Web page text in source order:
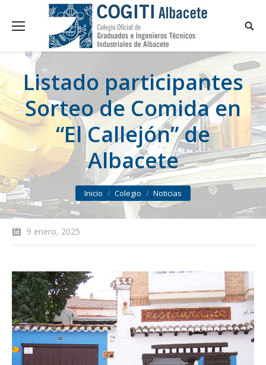
Listado participantes
Sorteo de Comida en
“El Callejón” de
Albacete
You are here:
Inicio Colegio Noticias
9 enero, 2025